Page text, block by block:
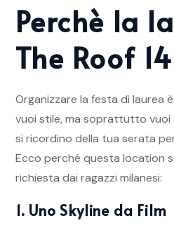
Perchè la
The Roof
Organizzare la festa di laurea
vuoi stile, ma soprattutto
si ricordino della tua serata
Ecco perché questa location
richiesta dai ragazzi milanesi:
1. Uno Skyline da Film